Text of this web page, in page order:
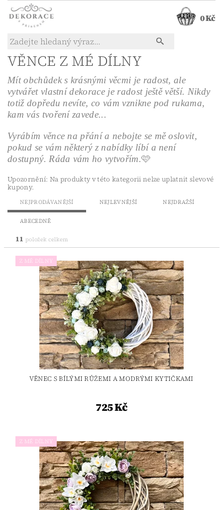
0 Kč
VĚNCE Z MÉ DÍLNY
Mít obchůdek s krásnými věcmi je radost, ale
vytvářet vlastní dekorace je radost ještě větší. Nikdy
totiž dopředu nevíte, co vám vznikne pod rukama,
kam vás tvoření zavede...
Vyrábím věnce na přání a nebojte se mě oslovit,
pokud se vám některý z nabídky líbí a není
dostupný. Ráda vám ho vytvořím.🩷
Upozornění: Na produkty v této kategorii nelze uplatnit slevové
kupony.
NEJPRODÁVANĚJŠÍ NEJLEVNĚJŠÍ NEJDRAŽŠÍ
ABECEDNĚ
11 položek celkem
Z MÉ DÍLNY
VĚNEC S BÍLÝMI RŮŽEMI A MODRÝMI KYTIČKAMI
725 Kč
Z MÉ DÍLNY